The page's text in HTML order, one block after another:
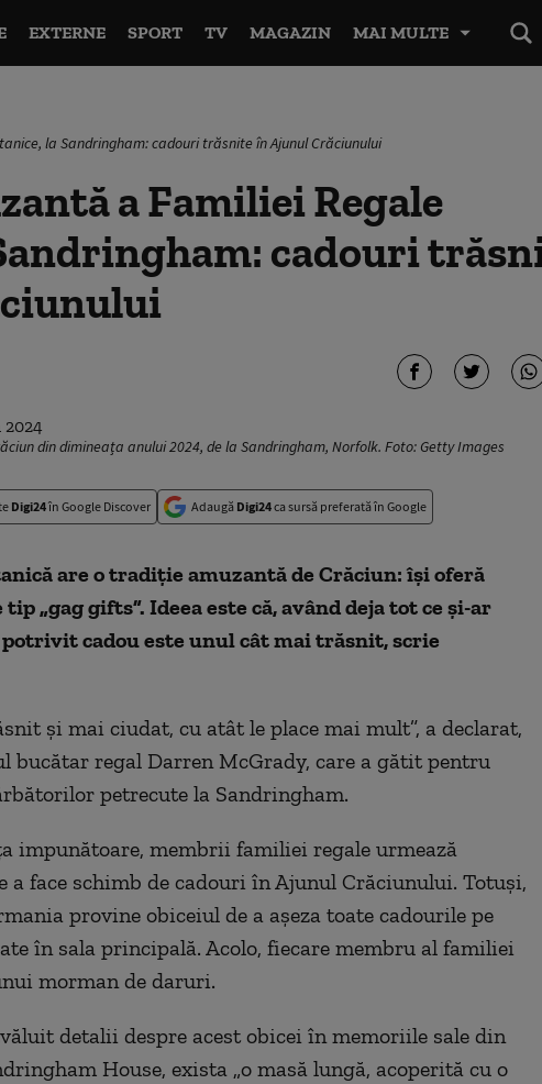
EXTERNE SPORT TV MAGAZIN MAI MULTE
la Sandringham: cadouri trăsnite în Ajunul Crăciunului
a Familiei Regale
cadouri
din dimineața anului 2024, de la Sandringham, Norfolk. Foto: Getty Images
Digi24în Google Discover Adaugă Digi24ca sursă preferată în Google
are o tradiție amuzantă de Crăciun: își oferă
„gag gifts”. Ideea este că, având deja tot ce și-ar
cadou este unul cât mai trăsnit, scrie
și mai ciudat, cu atât le place mai mult”, a declarat,
bucătar regal Darren McGrady, care a gătit pentru
petrecute la Sandringham.
impunătoare, membrii familiei regale urmează
a face schimb de cadouri în Ajunul Crăciunului. Totuși,
provine obiceiul de a așeza toate cadourile pe
în sala principală. Acolo, fiecare membru al familiei
morman de daruri.
detalii despre acest obicei în memoriile sale din
House, exista „o masă lungă, acoperită cu o